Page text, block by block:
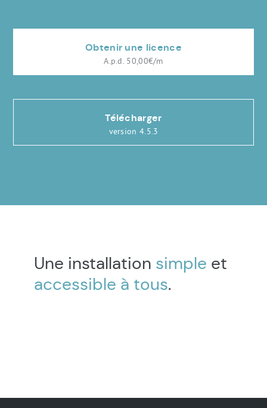
Obtenir une licence
A.p.d. 50,00€/m
Télécharger
version 4.5.3
Une installation simple et
accessible à tous.
Navigation